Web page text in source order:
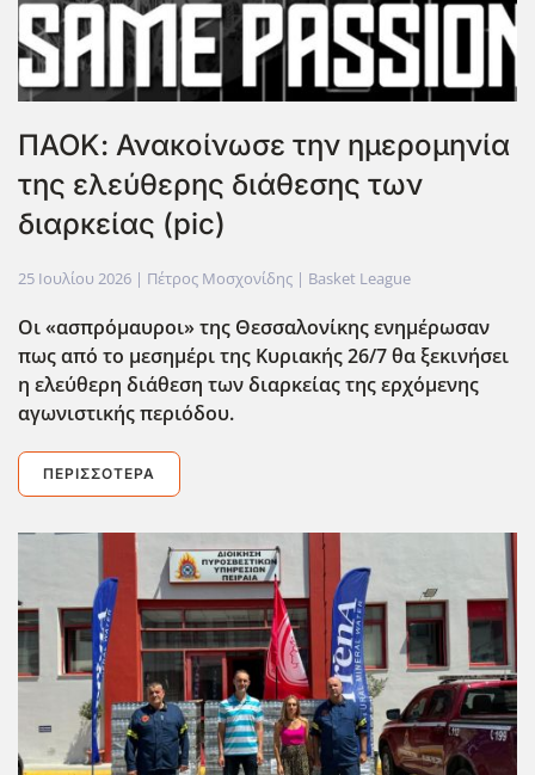
ΠΑΟΚ: Ανακοίνωσε την ημερομηνία
της ελεύθερης διάθεσης των
διαρκείας (pic)
25 Ιουλίου 2026 | Πέτρος Μοσχονίδης | Basket League
Οι «ασπρόμαυροι» της Θεσσαλονίκης ενημέρωσαν
πως από το μεσημέρι της Κυριακής 26/7 θα ξεκινήσει
η ελεύθερη διάθεση των διαρκείας της ερχόμενης
αγωνιστικής περιόδου.
ΠΕΡΙΣΣΌΤΕΡΑ